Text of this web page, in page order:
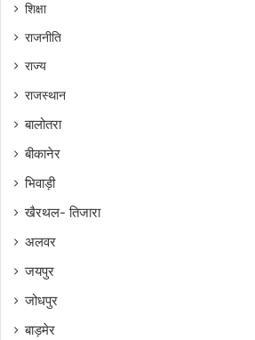
शिक्षा
राजनीति
राज्य
राजस्थान
बालोतरा
बीकानेर
भिवाड़ी
खैरथल- तिजारा
अलवर
जयपुर
जोधपुर
बाड़मेर